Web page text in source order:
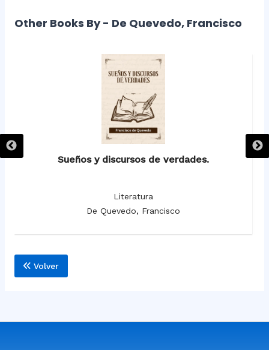
Other Books By - De Quevedo, Francisco
Sueños y discursos de verdades.
Literatura
De Quevedo, Francisco
Volver